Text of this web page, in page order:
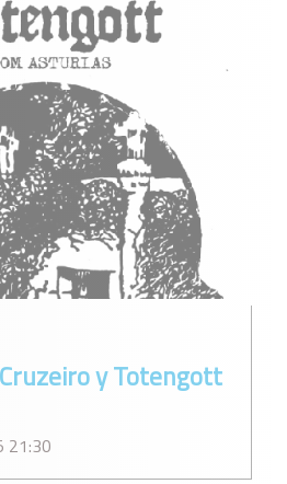
y Totengott
21:30